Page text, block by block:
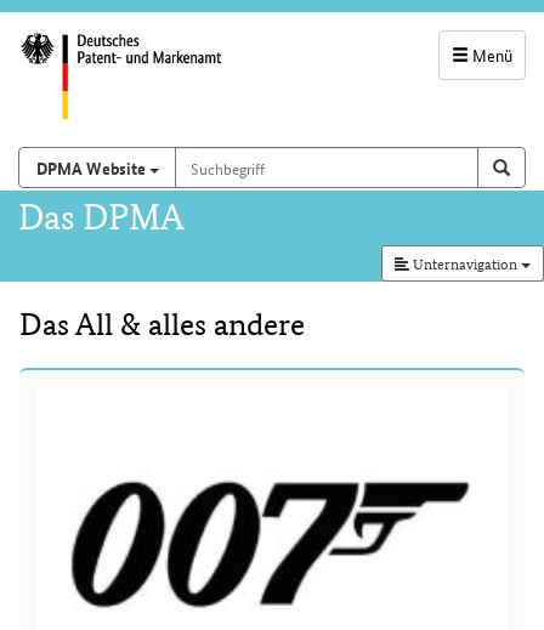
Menü
und
Suchfeld
Suchen auf
DPMA Website Suchbegriff
Hauptnavigation
Das DPMA
Unternavigation
Das All & alles andere